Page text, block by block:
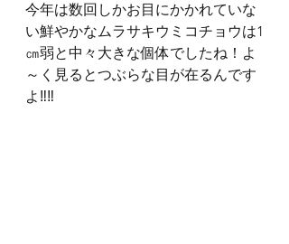
今年は数回しかお目にかかれていな
い鮮やかなムラサキウミコチョウは1
㎝弱と中々大きな個体でしたね！よ
～く見るとつぶらな目が在るんです
よ‼‼